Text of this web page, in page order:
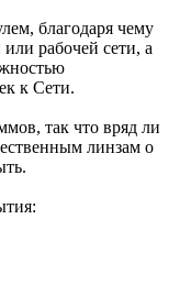
благодаря чему
рабочей сети, а
к Сети.
так что вряд ли
линзам о